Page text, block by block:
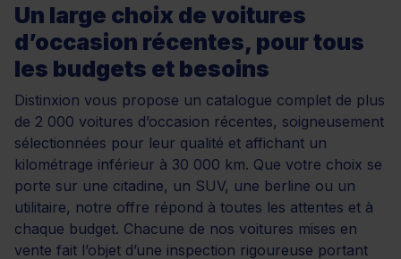
Un large choix de voitures
d’occasion récentes, pour tous
les budgets et besoins
Distinxion vous propose un catalogue complet de plus
de 2 000 voitures d’occasion récentes, soigneusement
sélectionnées pour leur qualité et affichant un
kilométrage inférieur à 30 000 km. Que votre choix se
porte sur une citadine, un SUV, une berline ou un
utilitaire, notre offre répond à toutes les attentes et à
chaque budget. Chacune de nos voitures mises en
vente fait l’objet d’une inspection rigoureuse portant